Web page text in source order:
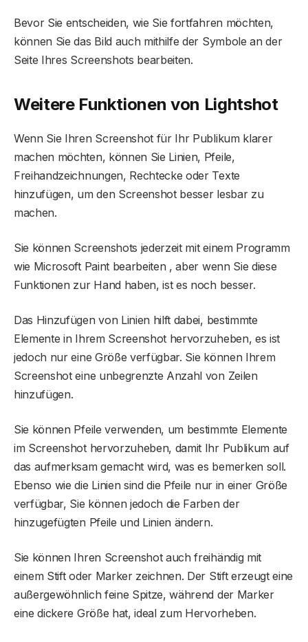
Bevor Sie entscheiden, wie Sie fortfahren möchten,
können Sie das Bild auch mithilfe der Symbole an der
Seite Ihres Screenshots bearbeiten.
Weitere Funktionen von Lightshot
Wenn Sie Ihren Screenshot für Ihr Publikum klarer
machen möchten, können Sie Linien, Pfeile,
Freihandzeichnungen, Rechtecke oder Texte
hinzufügen, um den Screenshot besser lesbar zu
machen.
Sie können Screenshots jederzeit mit einem Programm
wie Microsoft Paint bearbeiten , aber wenn Sie diese
Funktionen zur Hand haben, ist es noch besser.
Das Hinzufügen von Linien hilft dabei, bestimmte
Elemente in Ihrem Screenshot hervorzuheben, es ist
jedoch nur eine Größe verfügbar. Sie können Ihrem
Screenshot eine unbegrenzte Anzahl von Zeilen
hinzufügen.
Sie können Pfeile verwenden, um bestimmte Elemente
im Screenshot hervorzuheben, damit Ihr Publikum auf
das aufmerksam gemacht wird, was es bemerken soll.
Ebenso wie die Linien sind die Pfeile nur in einer Größe
verfügbar, Sie können jedoch die Farben der
hinzugefügten Pfeile und Linien ändern.
Sie können Ihren Screenshot auch freihändig mit
einem Stift oder Marker zeichnen. Der Stift erzeugt eine
außergewöhnlich feine Spitze, während der Marker
eine dickere Größe hat, ideal zum Hervorheben.